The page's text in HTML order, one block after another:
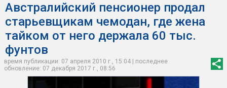
Австралийский пенсионер продал
старьевщикам чемодан, где жена
тайком от него держала 60 тыс.
фунтов
время публикации: 07 апреля 2010 г., 15:04 | последнее
обновление: 07 декабря 2017 г., 08:56